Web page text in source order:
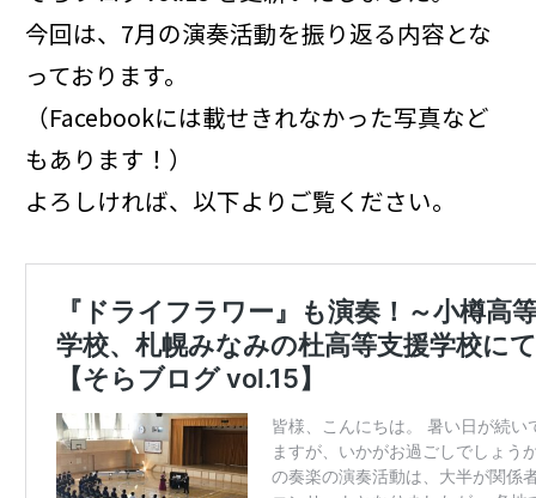
今回は、7月の演奏活動を振り返る内容とな
っております。
（Facebookには載せきれなかった写真など
もあります！）
よろしければ、以下よりご覧ください。